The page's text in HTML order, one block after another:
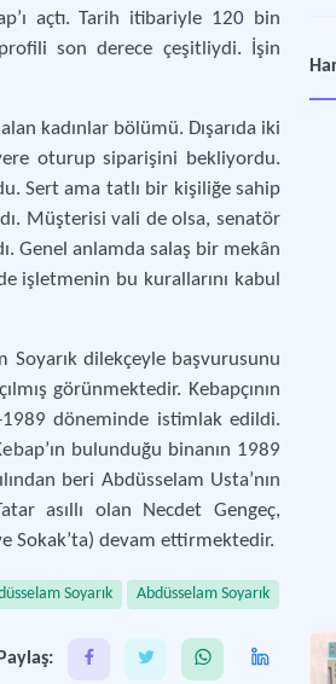
açtı. Tarih itibariyle 120 bin
son derece çeşitliydi. İşin
kadınlar bölümü. Dışarıda iki
oturup siparişini bekliyordu.
Sert ama tatlı bir kişiliğe sahip
Müşterisi vali de olsa, senatör
Genel anlamda salaş bir mekân
işletmenin bu kurallarını kabul
Soyarık dilekçeyle başvurusunu
görünmektedir. Kebapçının
1989 döneminde istimlak edildi.
bulunduğu binanın 1989
beri Abdüsselam Usta’nın
asıllı olan Necdet Gengeç,
Sokak’ta) devam ettirmektedir.
Soyarık Abdüsselam Soyarık
Paylaş: